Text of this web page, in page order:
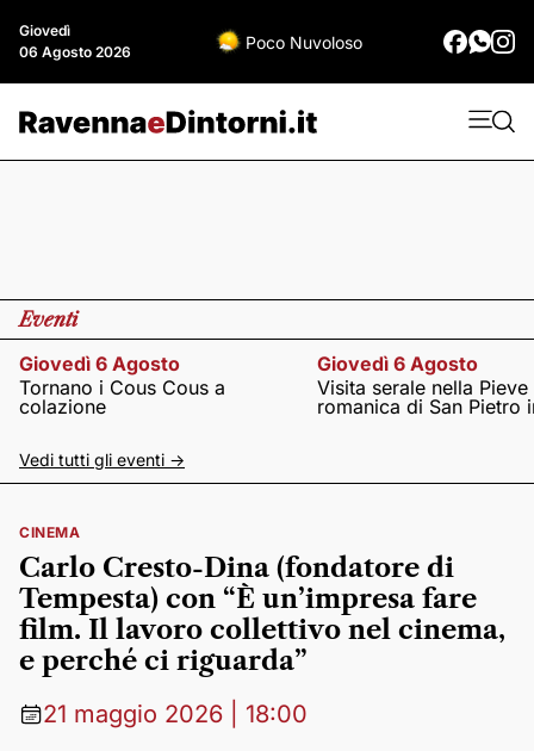
Giovedì
06 Agosto 2026
Poco Nuvoloso
Eventi
Giovedì 6 Agosto
Tornano i Cous Cous a
colazione
Giovedì 6 Agosto
Visita serale nella Pieve
romanica di San Pietro
Vedi tutti gli eventi ->
CINEMA
Carlo Cresto-Dina (fondatore di
Tempesta) con “È un’impresa fare
film. Il lavoro collettivo nel cinema,
e perché ci riguarda”
21 maggio 2026 | 18:00